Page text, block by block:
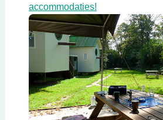
accommodaties!Deze link opent